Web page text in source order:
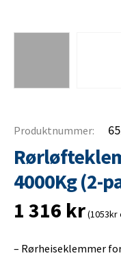
Produktnummer:
4000Kg (2-
1 316 kr(1053kr
– Rørheiseklemmer